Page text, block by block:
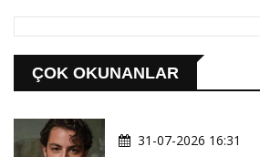
ÇOK OKUNANLAR
31-07-2026 16:31